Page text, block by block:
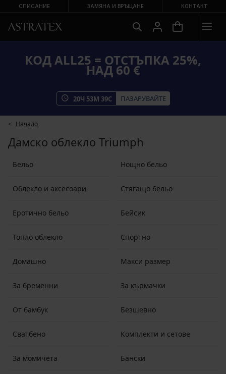
СПИСАНИЕ ЗАМЯНА И ВРЪЩАНЕ КОНТАКТ
КОД ALL25 = ОТСТЪПКА 25%,
НАД 60 €
20Ч 53М 37С ПАЗАРУВАЙТЕ
Начало
Дамско облекло Triumph
Бельо Нощно бельо
Облекло и аксесоари Стягащо бельо
Еротично бельо Бейсик
Топло облекло Спортно
Домашно Макси размер
За бременни За кърмачки
От бамбук Безшевно
Сватбено Комплекти и сетове
За момичета Бански